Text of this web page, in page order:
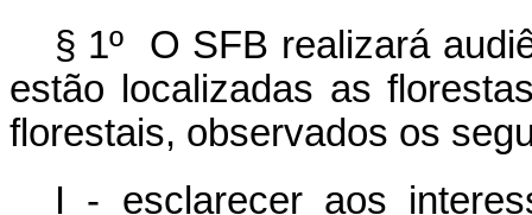
§ 1º O SFB realizará
estão localizadas as
florestais, observados os
I - esclarecer aos